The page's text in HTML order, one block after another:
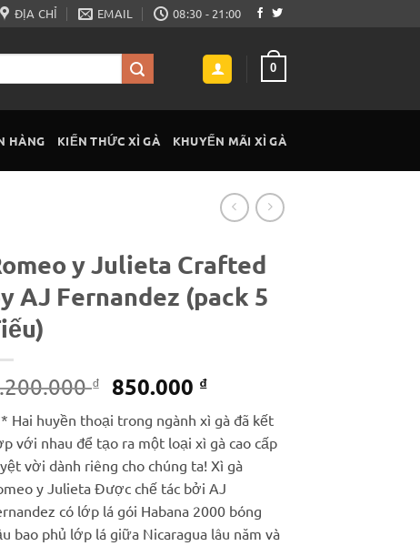
ĐỊA CHỈ EMAIL 08:30 - 21:00
0
HÀNG KIẾN THỨC XÌ GÀ KHUYẾN MÃI XÌ GÀ
y Julieta Crafted
AJ Fernandez (pack 5
₫ Giá
là:
1.200.000 ₫.
850.000 ₫Giá
tại
là:
850.000 ₫.
Hai huyền thoại trong ngành xì gà đã kết
với nhau để tạo ra một loại xì gà cao cấp
vời dành riêng cho chúng ta! Xì gà
y Julieta Được chế tác bởi AJ
có lớp lá gói Habana 2000 bóng
bao phủ lớp lá giữa Nicaragua lâu năm và